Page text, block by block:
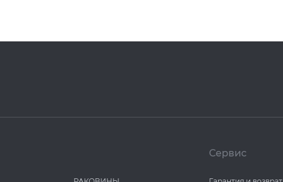
Сервис